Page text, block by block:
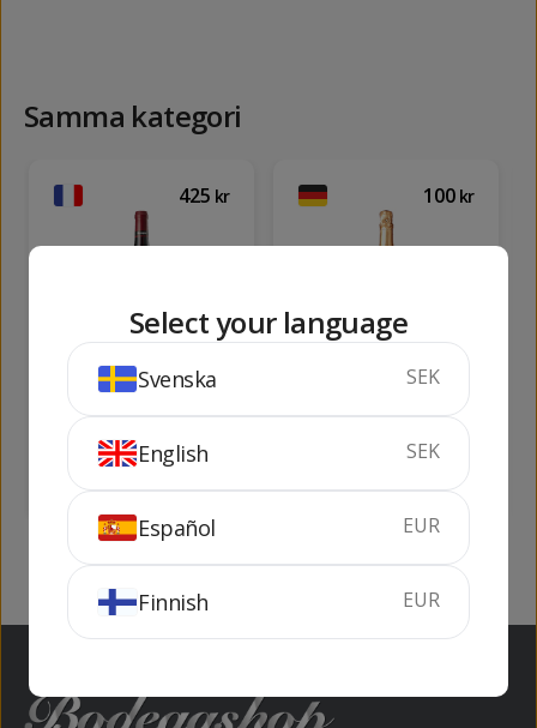
Samma kategori
425 kr
Bonpas Châteneuf-
du-Pape Bonus
Passus
75 cl
KÖP
100 kr
Henkell Sekt Blanc
de Blancs
11.5%
SLUTSÅLD
Select your language
Svenska SEK
English SEK
Español EUR
Finnish EUR